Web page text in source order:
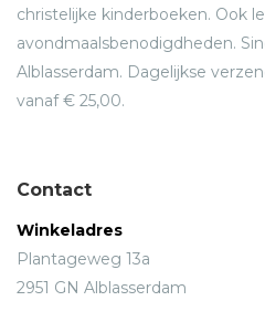
wonder, maar vooral grote
christelijke kinderboeken. Ook
avondmaalsbenodigdheden.
Alblasserdam. Dagelijkse
vanaf € 25,00.
Contact
Winkeladres
Plantageweg 13a
2951 GN Alblasserdam